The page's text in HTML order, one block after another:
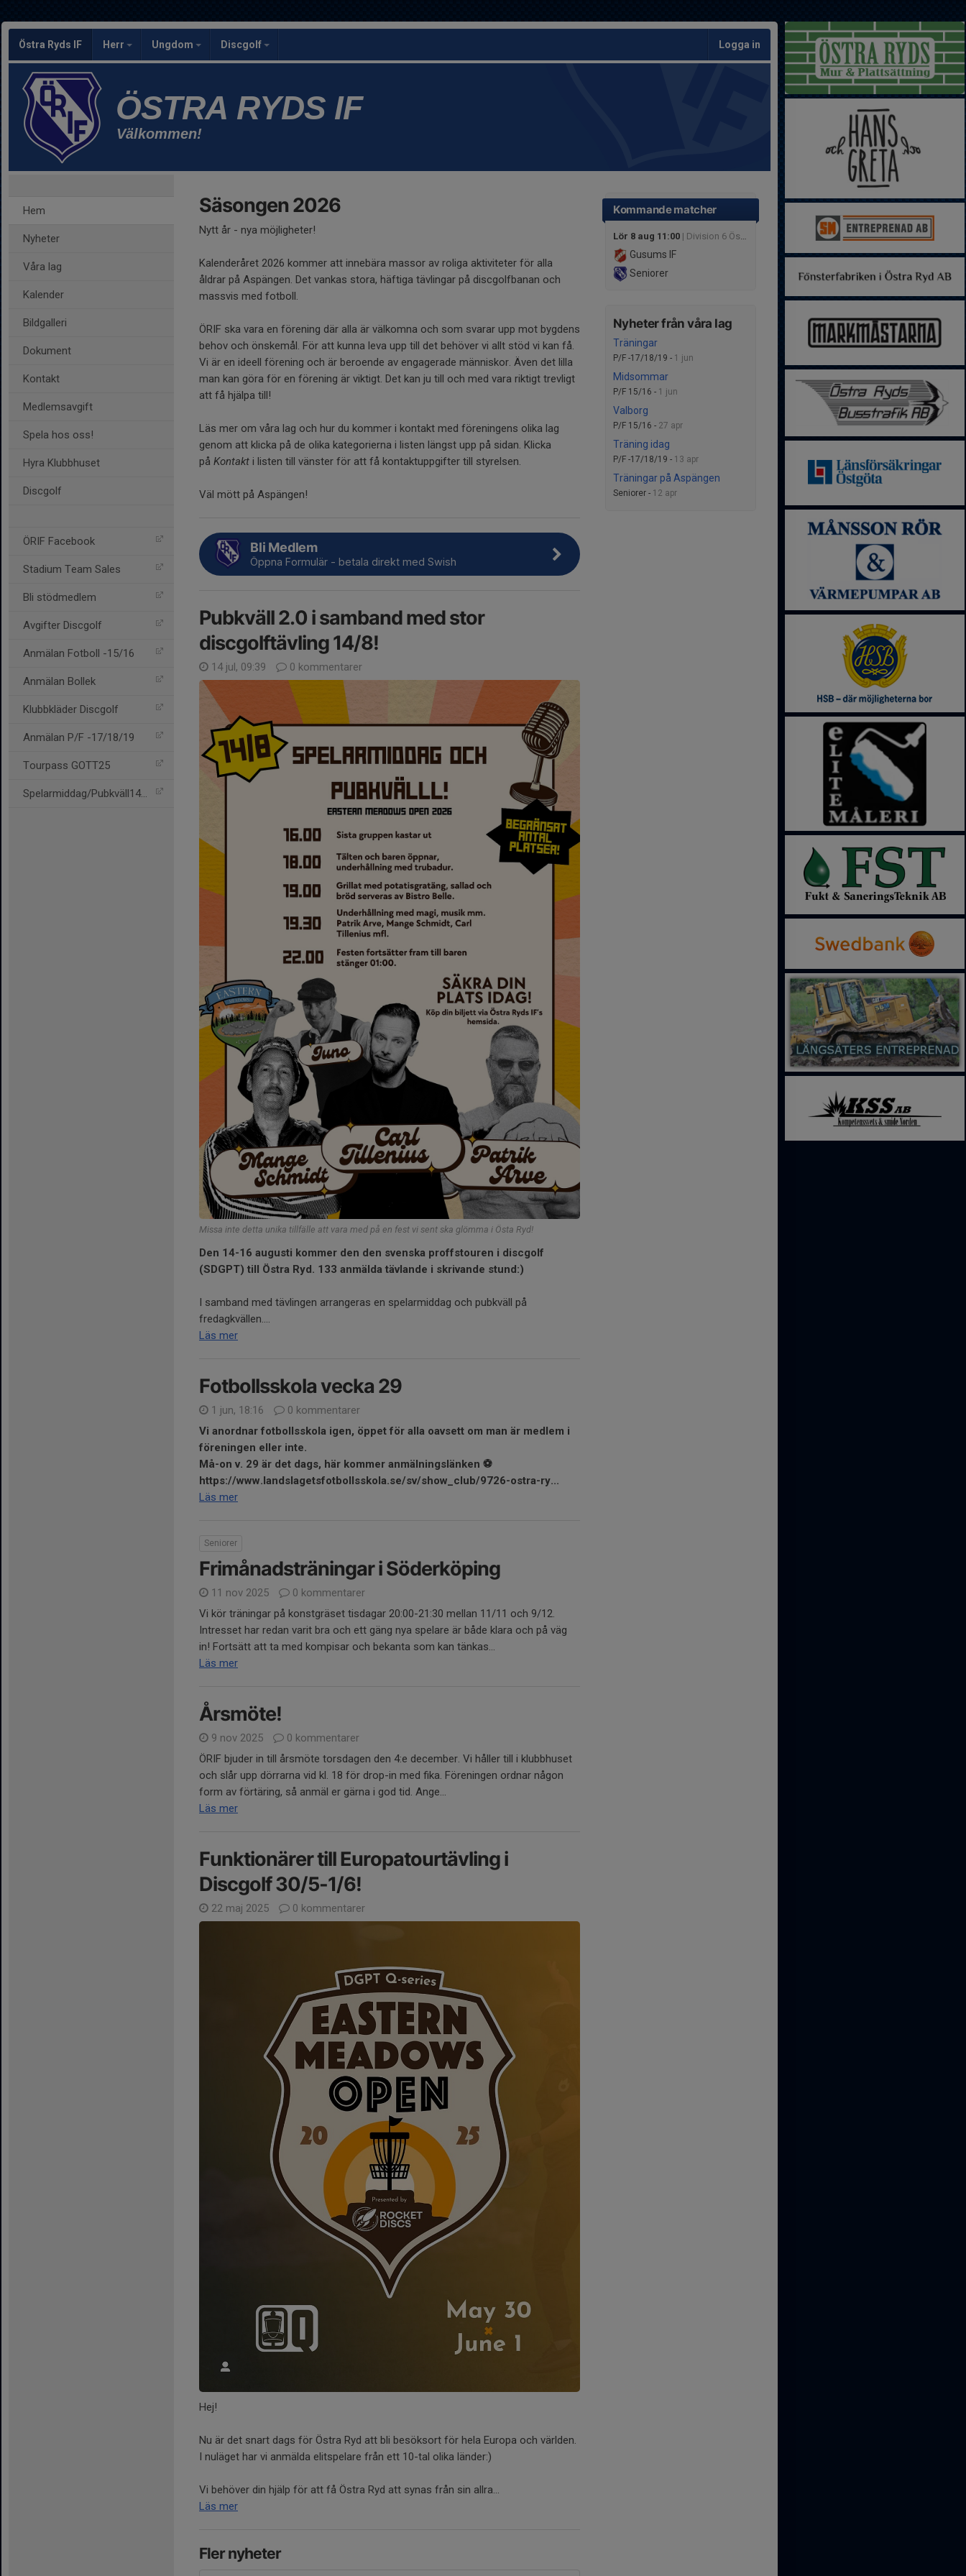
Östra Ryds IF Herr Ungdom Discgolf Logga in
ÖSTRA RYDS IF
Välkommen!
Hem
Nyheter
Våra lag
Kalender
Bildgalleri
Dokument
Kontakt
Medlemsavgift
Spela hos oss!
Hyra Klubbhuset
Discgolf
ÖRIF Facebook
Stadium Team Sales
Bli stödmedlem
Avgifter Discgolf
Anmälan Fotboll -15/16
Anmälan Bollek
Klubbkläder Discgolf
Anmälan P/F -17/18/19
Tourpass GOTT25
Spelarmiddag/Pubkväll14/8
Kommande matcher
Lör 8 aug 11:00 | Division 6 Östra Herr Östergötland
Gusums IF
Seniorer
Nyheter från våra lag
Träningar
P/F -17/18/19 - 1 jun
Midsommar
P/F 15/16 - 1 jun
Valborg
P/F 15/16 - 27 apr
Träning idag
P/F -17/18/19 - 13 apr
Träningar på Aspängen
Seniorer - 12 apr
Säsongen 2026
Nytt år - nya möjligheter!
Kalenderåret 2026 kommer att innebära massor av roliga aktiviteter för alla
åldrar på Aspängen. Det vankas stora, häftiga tävlingar på discgolfbanan och
massvis med fotboll.
ÖRIF ska vara en förening där alla är välkomna och som svarar upp mot bygdens
behov och önskemål. För att kunna leva upp till det behöver vi allt stöd vi kan få.
Vi är en ideell förening och är beroende av engagerade människor. Även det lilla
man kan göra för en förening är viktigt. Det kan ju till och med vara riktigt trevligt
att få hjälpa till!
Läs mer om våra lag och hur du kommer i kontakt med föreningens olika lag
genom att klicka på de olika kategorierna i listen längst upp på sidan. Klicka
på Kontakt i listen till vänster för att få kontaktuppgifter till styrelsen.
Väl mött på Aspängen!
Bli Medlem
Öppna Formulär - betala direkt med Swish
Pubkväll 2.0 i samband med stor
discgolftävling 14/8!
14 jul, 09:39 0 kommentarer
Missa inte detta unika tillfälle att vara med på en fest vi sent ska glömma i Östa Ryd!
Den 14-16 augusti kommer den den svenska proffstouren i discgolf
(SDGPT) till Östra Ryd. 133 anmälda tävlande i skrivande stund:)
I samband med tävlingen arrangeras en spelarmiddag och pubkväll på
fredagkvällen....
Läs mer
Fotbollsskola vecka 29
1 jun, 18:16
0 kommentarer
Vi anordnar fotbollsskola igen, öppet för alla oavsett om man är medlem i
föreningen eller inte.
Må-on v. 29 är det dags, här kommer anmälningslänken ⚽️
https://www.landslagetsfotbollsskola.se/sv/show_club/9726-ostra-ry...
Läs mer
Seniorer
Frimånadsträningar i Söderköping
11 nov 2025
0 kommentarer
Vi kör träningar på konstgräset tisdagar 20:00-21:30 mellan 11/11 och 9/12.
Intresset har redan varit bra och ett gäng nya spelare är både klara och på väg
in! Fortsätt att ta med kompisar och bekanta som kan tänkas...
Läs mer
Årsmöte!
9 nov 2025
0 kommentarer
ÖRIF bjuder in till årsmöte torsdagen den 4:e december. Vi håller till i klubbhuset
och slår upp dörrarna vid kl. 18 för drop-in med fika. Föreningen ordnar någon
form av förtäring, så anmäl er gärna i god tid. Ange...
Läs mer
Funktionärer till Europatourtävling i
Discgolf 30/5-1/6!
22 maj 2025 0 kommentarer
Hej!
Nu är det snart dags för Östra Ryd att bli besöksort för hela Europa och världen.
I nuläget har vi anmälda elitspelare från ett 10-tal olika länder:)
Vi behöver din hjälp för att få Östra Ryd att synas från sin allra...
Läs mer
Fler nyheter